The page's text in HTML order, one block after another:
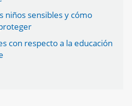
niños sensibles y cómo
con respecto a la educación